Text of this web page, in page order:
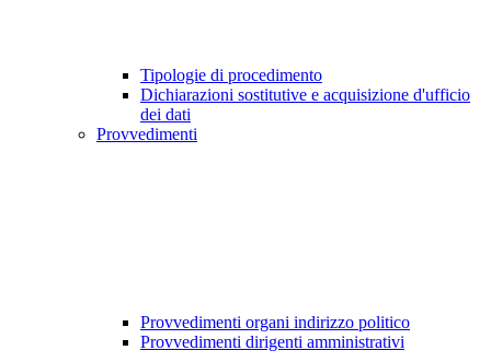
Tipologie di procedimento
Dichiarazioni sostitutive e acquisizione d'ufficio
dei dati
Provvedimenti
Provvedimenti organi indirizzo politico
Provvedimenti dirigenti amministrativi